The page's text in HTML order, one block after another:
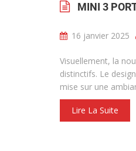
MINI 3
16 janvier 2025
Visuellement, la
distinctifs. Le
mise sur une
Lire La Suite